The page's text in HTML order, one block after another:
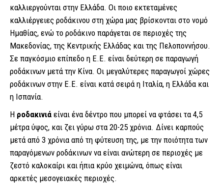
καλλιεργούνται στην Ελλάδα. Οι ποιο εκτεταμένες
καλλιέργειες ροδάκινου στη χώρα μας βρίσκονται στο νομό
Ημαθίας, ενώ το ροδάκινο παράγεται σε περιοχές της
Μακεδονίας, της Κεντρικής Ελλάδας και της Πελοποννήσου.
Σε παγκόσμιο επίπεδο η Ε.Ε. είναι δεύτερη σε παραγωγή
ροδάκινων μετά την Κίνα. Οι μεγαλύτερες παραγωγοί χώρες
ροδάκινων στην Ε.Ε. είναι κατά σειρά η Ιταλία, η Ελλάδα και
η Ισπανία.
Η ροδακινιά είναι ένα δέντρο που μπορεί να φτάσει τα 4,5
μέτρα ύψος, και ζει γύρω στα 20-25 χρόνια. Δίνει καρπούς
μετά από 3 χρόνια από τη φύτευση της, με την ποιότητα των
παραγόμενων ροδάκινων να είναι ανώτερη σε περιοχές με
ζεστό καλοκαίρι και ήπια κρύο χειμώνα, όπως είναι
αρκετές μεσογειακές περιοχές.